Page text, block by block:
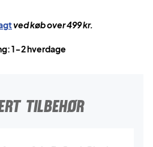
ved køb over 499 kr.
1-2 hverdage
TILBEHØR